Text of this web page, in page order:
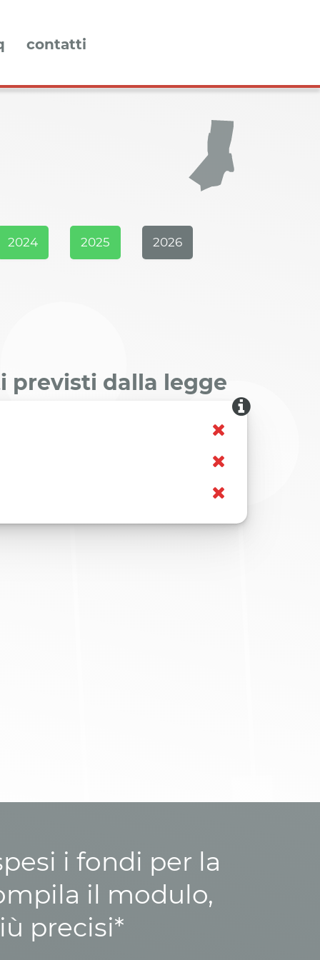
contatti
2024 2025 2026
previsti dalla legge
i fondi per la
il modulo,
precisi*